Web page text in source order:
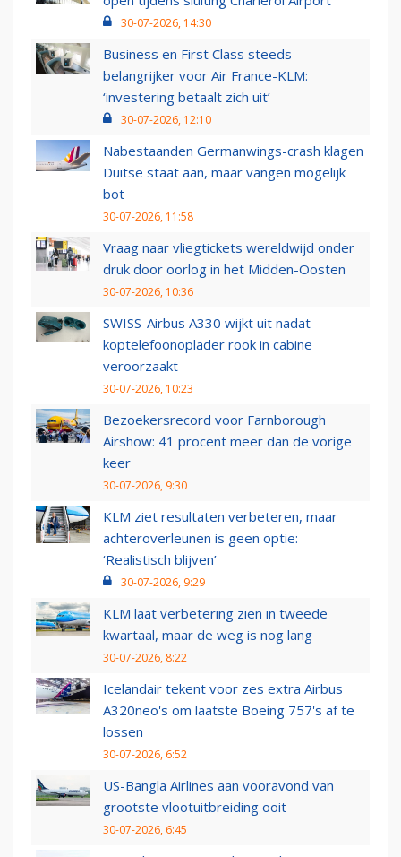
30-07-2026, 14:30
Business en First Class steeds
belangrijker voor Air France-KLM:
‘investering betaalt zich uit’
30-07-2026, 12:10
Nabestaanden Germanwings-crash klagen
Duitse staat aan, maar vangen mogelijk
bot
30-07-2026, 11:58
Vraag naar vliegtickets wereldwijd onder
druk door oorlog in het Midden-Oosten
30-07-2026, 10:36
SWISS-Airbus A330 wijkt uit nadat
koptelefoonoplader rook in cabine
veroorzaakt
30-07-2026, 10:23
Bezoekersrecord voor Farnborough
Airshow: 41 procent meer dan de vorige
keer
30-07-2026, 9:30
KLM ziet resultaten verbeteren, maar
achteroverleunen is geen optie:
‘Realistisch blijven’
30-07-2026, 9:29
KLM laat verbetering zien in tweede
kwartaal, maar de weg is nog lang
30-07-2026, 8:22
Icelandair tekent voor zes extra Airbus
A320neo's om laatste Boeing 757's af te
lossen
30-07-2026, 6:52
US-Bangla Airlines aan vooravond van
grootste vlootuitbreiding ooit
30-07-2026, 6:45